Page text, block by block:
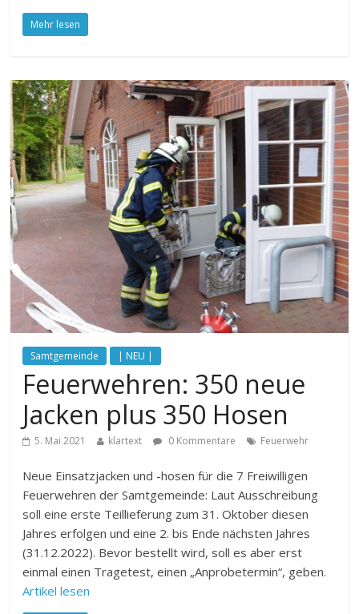
Mehr lesen
Samtgemeinde | NEU |
Feuerwehren: 350 neue
Jacken plus 350 Hosen
5. Mai 2021 klartext 0 Kommentare Feuerwehr
Neue Einsatzjacken und -hosen für die 7 Freiwilligen
Feuerwehren der Samtgemeinde: Laut Ausschreibung
soll eine erste Teillieferung zum 31. Oktober diesen
Jahres erfolgen und eine 2. bis Ende nächsten Jahres
(31.12.2022). Bevor bestellt wird, soll es aber erst
einmal einen Tragetest, einen „Anprobetermin“, geben.
Artikel lesen